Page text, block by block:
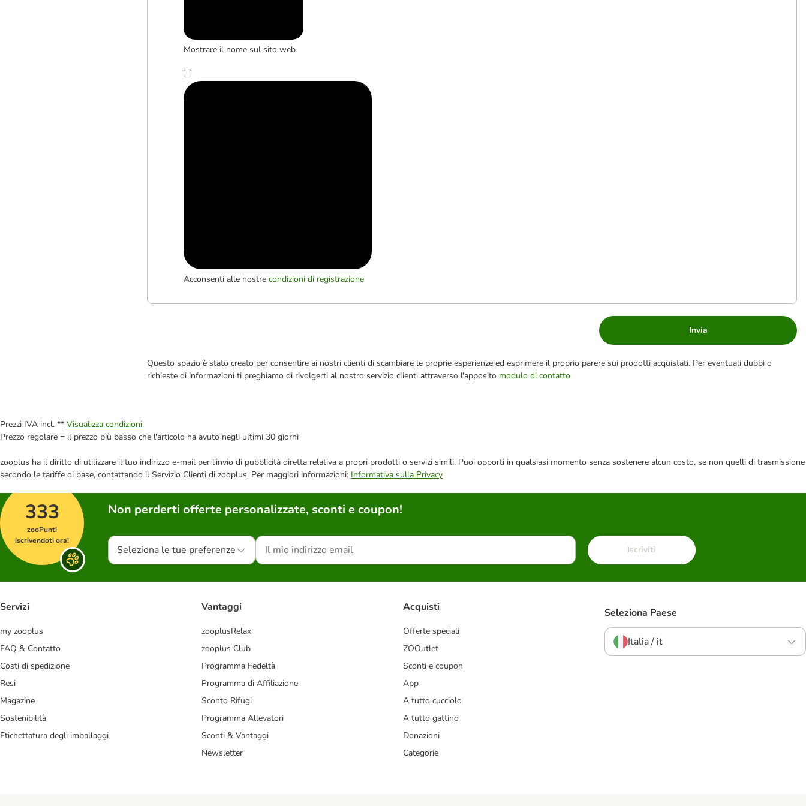
Mostrare il nome sul sito web
Acconsenti alle nostre condizioni di registrazione
Invia
Questo spazio è stato creato per consentire ai nostri clienti di scambiare le proprie esperienze ed esprimere il proprio parere sui prodotti acquistati. Per eventuali dubbi o
richieste di informazioni ti preghiamo di rivolgerti al nostro servizio clienti attraverso l'apposito modulo di contatto
Prezzi IVA incl. ** Visualizza condizioni.
Prezzo regolare = il prezzo più basso che l'articolo ha avuto negli ultimi 30 giorni
zooplus ha il diritto di utilizzare il tuo indirizzo e-mail per l'invio di pubblicità diretta relativa a propri prodotti o servizi simili. Puoi opporti in qualsiasi momento senza sostenere alcun costo, se non quelli di trasmissione
secondo le tariffe di base, contattando il Servizio Clienti di zooplus. Per maggiori informazioni: Informativa sulla Privacy
333
zooPunti
iscrivendoti ora!
Non perderti offerte personalizzate, sconti e coupon!
Seleziona le tue preferenze Iscriviti
Servizi
my zooplus
FAQ & Contatto
Costi di spedizione
Resi
Magazine
Sostenibilità
Etichettatura degli imballaggi
Vantaggi
zooplusRelax
zooplus Club
Programma Fedeltà
Programma di Affiliazione
Sconto Rifugi
Programma Allevatori
Sconti & Vantaggi
Newsletter
Acquisti
Offerte speciali
ZOOutlet
Sconti e coupon
App
A tutto cucciolo
A tutto gattino
Donazioni
Categorie
Seleziona Paese
Italia / it